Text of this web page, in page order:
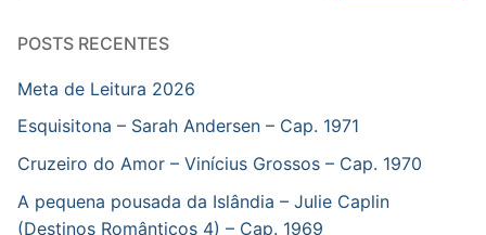
POSTS RECENTES
Meta de Leitura 2026
Esquisitona – Sarah Andersen – Cap. 1971
Cruzeiro do Amor – Vinícius Grossos – Cap. 1970
A pequena pousada da Islândia – Julie Caplin
(Destinos Românticos 4) – Cap. 1969